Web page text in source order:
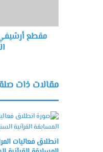
مقطع
مقالات ذات صلة
انطلاق فعاليات